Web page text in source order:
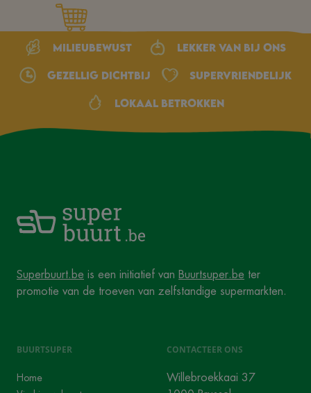
Milieubewust Lekker van bij ons
Gezellig dichtbij Supervriendelijk
Lokaal betrokken
Superbuurt.be is een initiatief van Buurtsuper.be ter
promotie van de troeven van zelfstandige supermarkten.
BUURTSUPER
Home
CONTACTEER ONS
Willebroekkaai 37